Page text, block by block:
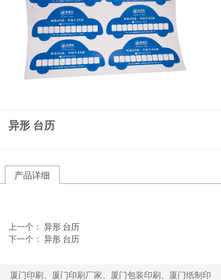
异形 台历
产品详细
上一个： 异形 台历
下一个： 异形 台历
厦门印刷、厦门印刷厂家、厦门包装印刷、厦门纸制印